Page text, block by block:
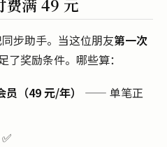
步助手。当这位朋友第一次
了奖励条件。哪些算：
员（49 元/年）
—— 单笔正
✅